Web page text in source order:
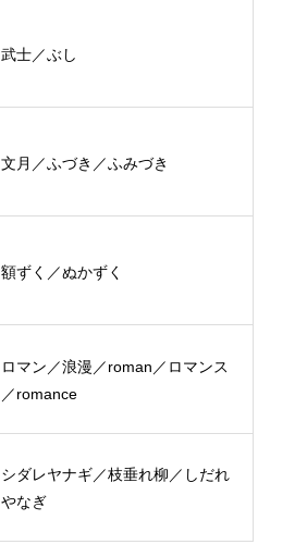
武士／ぶし
文月／ふづき／ふみづき
額ずく／ぬかずく
ロマン／浪漫／roman／ロマンス
／romance
シダレヤナギ／枝垂れ柳／しだれ
やなぎ